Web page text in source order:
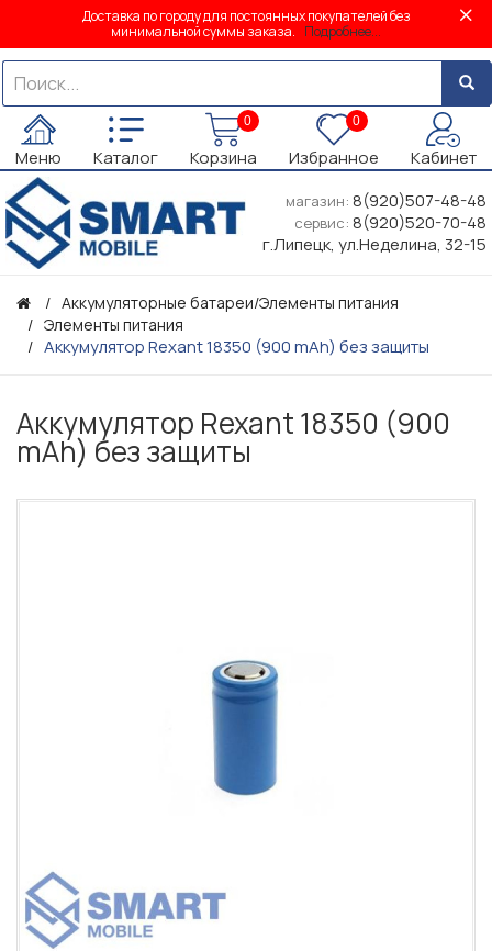
Доставка по городу для постоянных покупателей без
минимальной суммы заказа. Подробнее...
Меню Каталог
0
Корзина
0
Избранное Кабинет
магазин: 8(920)507-48-48
сервис: 8(920)520-70-48
г.Липецк, ул.Неделина, 32-15
Аккумуляторные батареи/Элементы питания
Элементы питания
Аккумулятор Rexant 18350 (900 mAh) без защиты
Аккумулятор Rexant 18350 (900
mAh) без защиты